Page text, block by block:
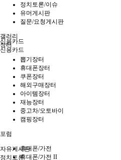
신용카드
신용카드
자유게시판
정치토론
정치토론/이슈
유머게시판
질문/요청게시판
갤러리
장터
뽑기장터
휴대폰장터
쿠폰장터
해외구매장터
아이템장터
재능장터
중고차/오토바이
캠핑장터
포럼
휴대폰/가전
휴대폰/가전 II